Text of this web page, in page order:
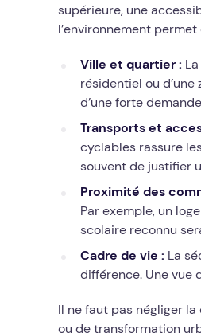
supérieure, une
l’environnement
Ville et quartier :
résidentiel ou
d’une forte
Transports et
cyclables rassure
souvent de justifier
Proximité des
Par exemple, un
scolaire reconnu
Cadre de vie : La
différence. Une vue
Il ne faut pas négliger
ou de transformation